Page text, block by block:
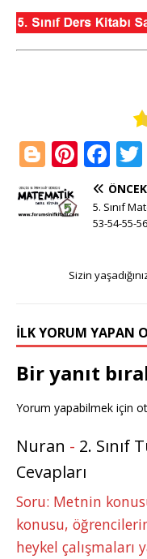
Bl
o
g
Pi
n
te
st
F
a
c
e
o
k
5. Sınıf
53-54-55-
Sizin
İLK YORUM YAPAN
Bir yanıt
Yorum yapabilmek için
Nuran - 2. Sınıf
Cevapları
Soru: Metnin
konusu,
heykel çalışmaları